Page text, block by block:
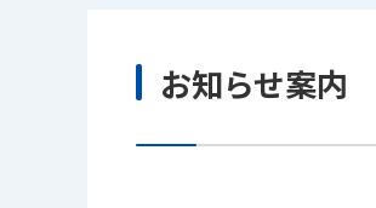
お知らせ案内